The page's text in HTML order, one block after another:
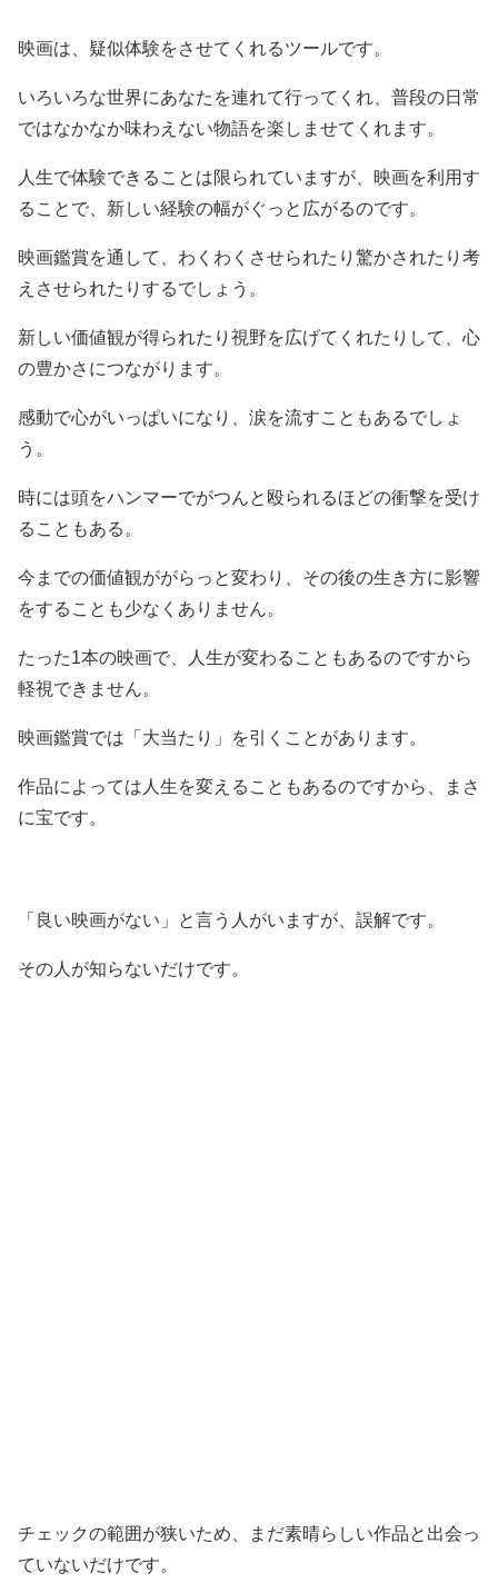
映画は、疑似体験をさせてくれるツールです。
いろいろな世界にあなたを連れて行ってくれ、普段の日常
ではなかなか味わえない物語を楽しませてくれます。
人生で体験できることは限られていますが、映画を利用す
ることで、新しい経験の幅がぐっと広がるのです。
映画鑑賞を通して、わくわくさせられたり驚かされたり考
えさせられたりするでしょう。
新しい価値観が得られたり視野を広げてくれたりして、心
の豊かさにつながります。
感動で心がいっぱいになり、涙を流すこともあるでしょ
う。
時には頭をハンマーでがつんと殴られるほどの衝撃を受け
ることもある。
今までの価値観ががらっと変わり、その後の生き方に影響
をすることも少なくありません。
たった1本の映画で、人生が変わることもあるのですから
軽視できません。
映画鑑賞では「大当たり」を引くことがあります。
作品によっては人生を変えることもあるのですから、まさ
に宝です。
「良い映画がない」と言う人がいますが、誤解です。
その人が知らないだけです。
チェックの範囲が狭いため、まだ素晴らしい作品と出会っ
ていないだけです。